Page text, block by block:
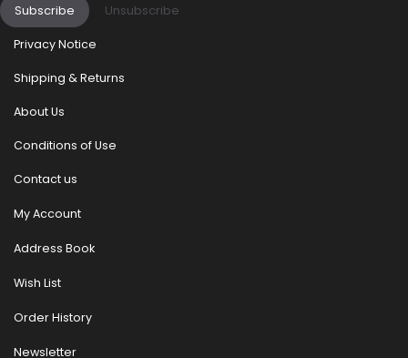
Subscribe Unsubscribe
Privacy Notice
Shipping & Returns
About Us
Conditions of Use
Contact us
My Account
Address Book
Wish List
Order History
Newsletter